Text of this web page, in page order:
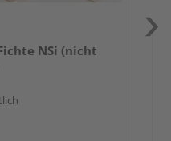
NSi (nicht